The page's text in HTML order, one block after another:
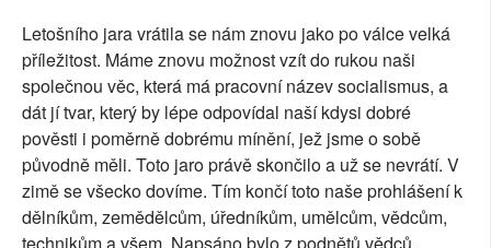
Letošního jara vrátila se nám znovu jako po válce velká
příležitost. Máme znovu možnost vzít do rukou naši
společnou věc, která má pracovní název socialismus, a
dát jí tvar, který by lépe odpovídal naší kdysi dobré
pověsti i poměrně dobrému mínění, jež jsme o sobě
původně měli. Toto jaro právě skončilo a už se nevrátí. V
zimě se všecko dovíme. Tím končí toto naše prohlášení k
dělníkům, zemědělcům, úředníkům, umělcům, vědcům,